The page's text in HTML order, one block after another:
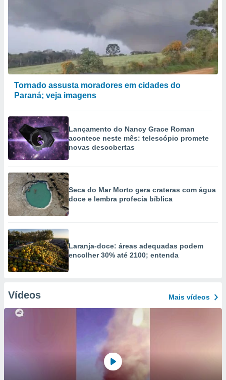
Tornado assusta moradores em cidades do
Paraná; veja imagens
Lançamento do Nancy Grace Roman
acontece neste mês: telescópio promete
novas descobertas
Seca do Mar Morto gera crateras com água
doce e lembra profecia bíblica
Laranja-doce: áreas adequadas podem
encolher 30% até 2100; entenda
Vídeos Mais vídeos